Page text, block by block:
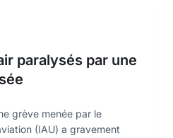
paralysés par une
grève menée par le
(IAU) a gravement